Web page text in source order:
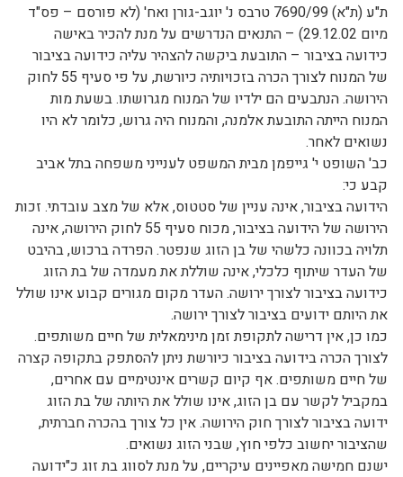
ת"ע (ת"א) 7690/99 טרבס נ' יוגב-גורן ואח' (לא פורסם – פס"ד
מיום 29.12.02) – התנאים הנדרשים על מנת להכיר באישה
כידועה בציבור – התובעת ביקשה להצהיר עליה כידועה בציבור
של המנוח לצורך הכרה בזכויותיה כיורשת, על פי סעיף 55 לחוק
הירושה. הנתבעים הם ילדיו של המנוח מגרושתו. בשעת מות
המנוח הייתה התובעת אלמנה, והמנוח היה גרוש, כלומר לא היו
נשואים לאחר.
כב' השופט י' גייפמן מבית המשפט לענייני משפחה בתל אביב
קבע כי:
הידועה בציבור, אינה עניין של סטטוס, אלא של מצב עובדתי. זכות
הירושה של הידועה בציבור, מכוח סעיף 55 לחוק הירושה, אינה
תלויה בכוונה כלשהי של בן הזוג שנפטר. הפרדה ברכוש, בהיבט
של העדר שיתוף כלכלי, אינה שוללת את מעמדה של בת הזוג
כידועה בציבור לצורך ירושה. העדר מקום מגורים קבוע אינו שולל
את היותם ידועים בציבור לצורך ירושה.
כמו כן, אין דרישה לתקופת זמן מינימאלית של חיים משותפים.
לצורך הכרה בידועה בציבור כיורשת ניתן להסתפק בתקופה קצרה
של חיים משותפים. אף קיום קשרים אינטימיים עם אחרים,
במקביל לקשר עם בן הזוג, אינו שולל את היותה של בת הזוג
ידועה בציבור לצורך חוק הירושה. אין כל צורך בהכרה חברתית,
שהציבור יחשוב כלפי חוץ, שבני הזוג נשואים.
ישנם חמישה מאפיינים עיקריים, על מנת לסווג בת זוג כ"ידועה